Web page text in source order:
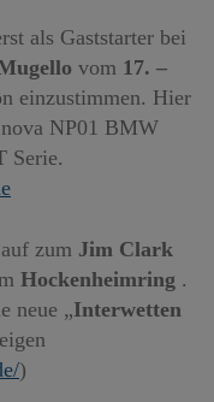
als Gaststarter bei
vom 17. –
einzustimmen. Hier
NP01 BMW
Serie.
auf zum Jim Clark
Hockenheimring .
neue „Interwetten
)